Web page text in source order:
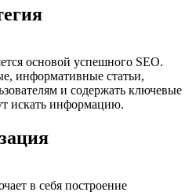
основой успешного SEO.
информативные статьи,
и содержать ключевые
искать информацию.
в себя построение